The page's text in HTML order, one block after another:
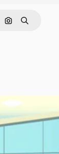
画像で検索
検索